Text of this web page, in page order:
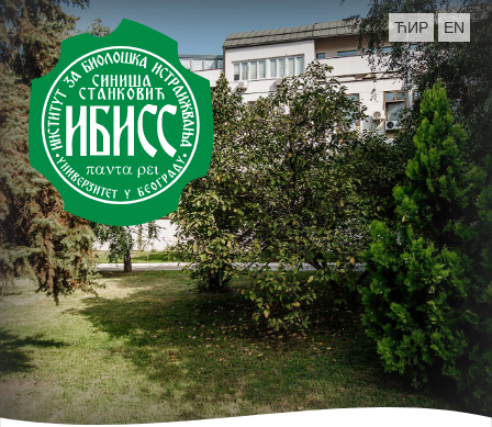
ЋИР EN